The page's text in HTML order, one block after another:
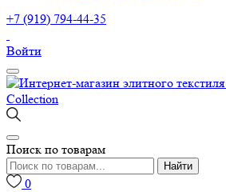
+7 (919) 794-44-35
Войти
Поиск по товарам
Найти
0